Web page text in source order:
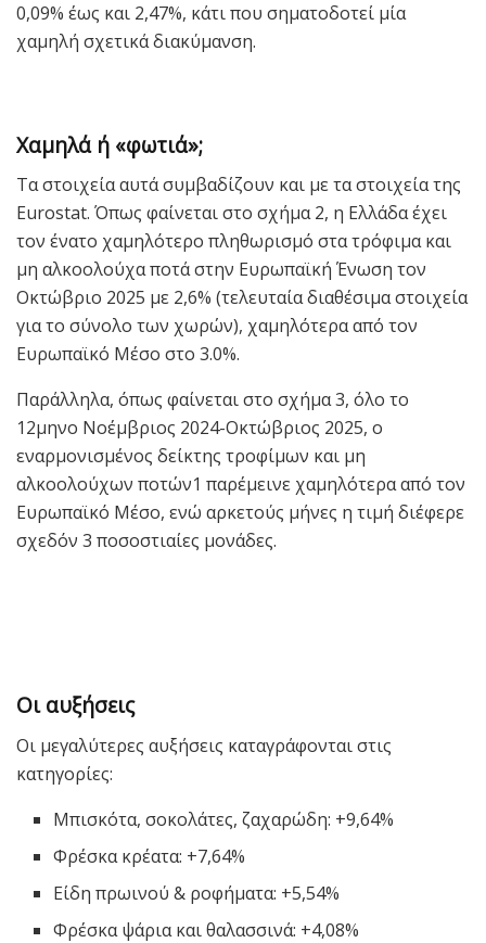
0,09% έως και 2,47%, κάτι που σηματοδοτεί μία
χαμηλή σχετικά διακύμανση.
Χαμηλά ή «φωτιά»;
Τα στοιχεία αυτά συμβαδίζουν και με τα στοιχεία της
Eurostat. Όπως φαίνεται στο σχήμα 2, η Ελλάδα έχει
τον ένατο χαμηλότερο πληθωρισμό στα τρόφιμα και
μη αλκοολούχα ποτά στην Ευρωπαϊκή Ένωση τον
Οκτώβριο 2025 με 2,6% (τελευταία διαθέσιμα στοιχεία
για το σύνολο των χωρών), χαμηλότερα από τον
Ευρωπαϊκό Μέσο στο 3.0%.
Παράλληλα, όπως φαίνεται στο σχήμα 3, όλο το
12μηνο Νοέμβριος 2024-Οκτώβριος 2025, ο
εναρμονισμένος δείκτης τροφίμων και μη
αλκοολούχων ποτών1 παρέμεινε χαμηλότερα από τον
Ευρωπαϊκό Μέσο, ενώ αρκετούς μήνες η τιμή διέφερε
σχεδόν 3 ποσοστιαίες μονάδες.
Οι αυξήσεις
Οι μεγαλύτερες αυξήσεις καταγράφονται στις
κατηγορίες:
Μπισκότα, σοκολάτες, ζαχαρώδη: +9,64%
Φρέσκα κρέατα: +7,64%
Είδη πρωινού & ροφήματα: +5,54%
Φρέσκα ψάρια και θαλασσινά: +4,08%